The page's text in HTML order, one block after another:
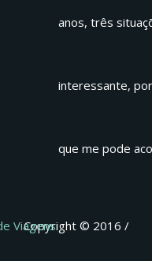
anos, três
interessante,
que me pode
Copyright © 2016 /
Viagens